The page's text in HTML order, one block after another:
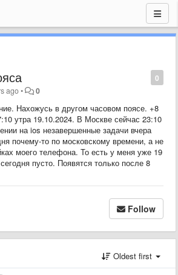
0
ago• 0
Нахожусь в другом часовом поясе. +8
утра 19.10.2024. В Москве сейчас 23:10
на ios незавершенные задачи вчера
почему-то по московскому времени, а не
моего телефона. То есть у меня уже 19
пусто. Появятся только после 8
Follow
Oldest first